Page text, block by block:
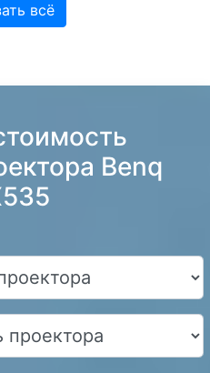
всё
Benq